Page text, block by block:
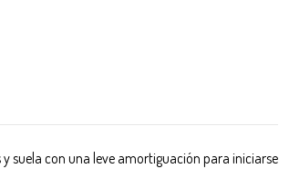
suela con una leve amortiguación para iniciarse